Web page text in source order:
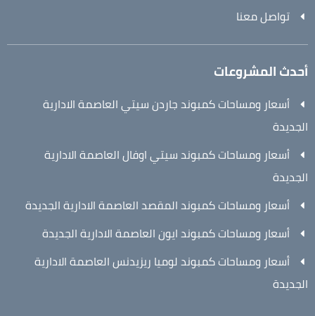
تواصل معنا
أحدث المشروعات
أسعار ومساحات كمبوند جاردن سيتي العاصمة الادارية
الجديدة
أسعار ومساحات كمبوند سيتي اوفال العاصمة الادارية
الجديدة
أسعار ومساحات كمبوند المقصد العاصمة الادارية الجديدة
أسعار ومساحات كمبوند ايون العاصمة الادارية الجديدة
أسعار ومساحات كمبوند لوميا ريزيدنس العاصمة الادارية
الجديدة